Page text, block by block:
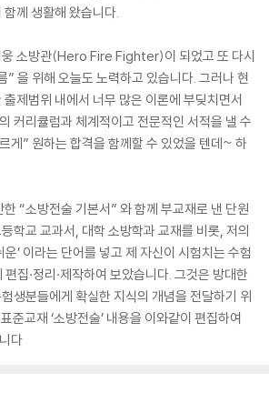
께 생활해 왔습니다.
웅 소방관(Hero Fire Fighter)이 되었고 또 다시
” 을 위해 오늘도 노력하고 있습니다. 그러나 현
제범위 내에서 너무 많은 이론에 부딪치면서
커리큘럼과 체계적이고 전문적인 서적을 낼 수
게” 원하는 합격을 함께할 수 있었을 텐데~ 하
“소방전술 기본서” 와 함께 부교재로 낸 단원
학교 교과서, 대학 소방학과 교재를 비롯, 저의
’ 이라는 단어를 넣고 제 자신이 시험치는 수험
집·정리·제작하여 보았습니다. 그것은 방대한
생분들에게 확실한 지식의 개념을 전달하기 위
준교재 ‘소방전술’ 내용을 이와같이 편집하여
다